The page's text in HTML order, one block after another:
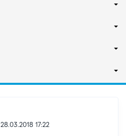
28.03.2018 17:22